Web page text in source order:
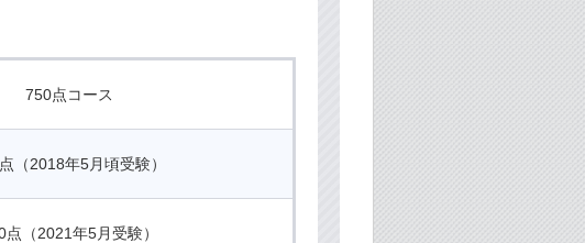
750点コース
（2018年5月頃受験）
点（2021年5月受験）